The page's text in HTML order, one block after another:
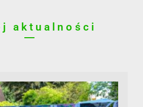
aktualności